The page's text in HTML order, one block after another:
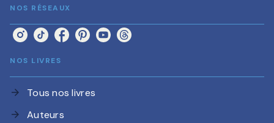
NOS RÉSEAUX
NOS LIVRES
arrow_forward Tous nos livres
arrow_forward Auteurs